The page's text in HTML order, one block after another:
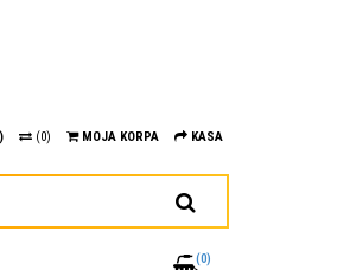
(0) MOJA KORPA KASA
(0)